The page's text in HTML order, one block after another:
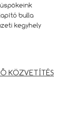
bulla
kegyhely
KÖZVETÍTÉS